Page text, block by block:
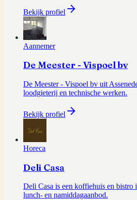
Bekijk profiel
Aannemer
De Meester - Vispoel bv
De Meester - Vispoel bv uit
loodgieterij en technische werken.
Bekijk profiel
Horeca
Deli Casa
Deli Casa is een koffiehuis en bistro
lunch- en namiddagaanbod.